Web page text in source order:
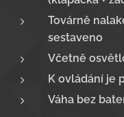
Továrně
sestaveno
Včetně
K ovládání je
Váha bez